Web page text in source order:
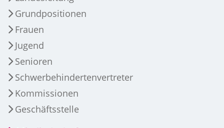
Grundpositionen
Frauen
Jugend
Senioren
Schwerbehindertenvertreter
Kommissionen
Geschäftsstelle